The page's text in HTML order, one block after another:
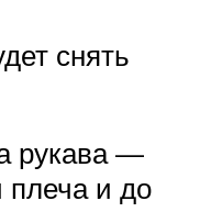
снять
рукава —
плеча и до